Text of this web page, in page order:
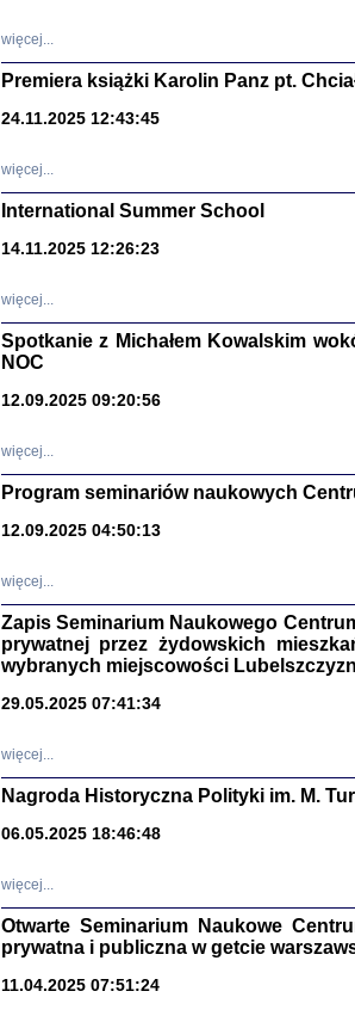
więcej...
Premiera książki Karolin Panz pt.
24.11.2025 12:43:45
więcej...
International Summer School
14.11.2025 12:26:23
więcej...
Spotkanie z Michałem Kowalskim
NOC
12.09.2025 09:20:56
więcej...
Program seminariów naukowych
12.09.2025 04:50:13
więcej...
Zapis Seminarium Naukowego
prywatnej przez żydowskich
wybranych miejscowości
29.05.2025 07:41:34
więcej...
Nagroda Historyczna Polityki im. M.
06.05.2025 18:46:48
więcej...
Otwarte Seminarium Naukowe
prywatna i publiczna w getcie
11.04.2025 07:51:24